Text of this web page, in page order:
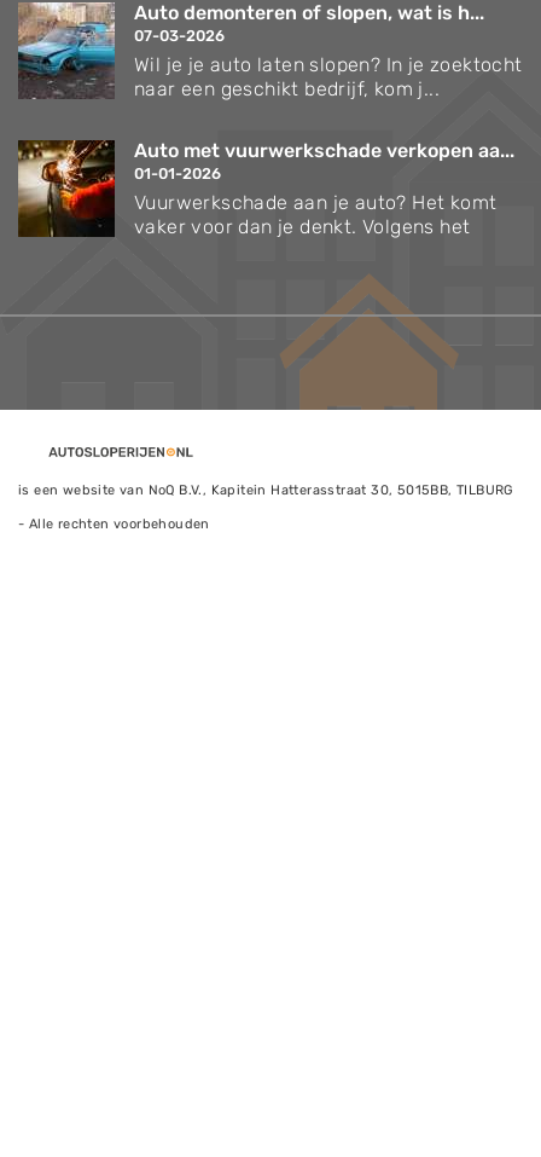
Auto demonteren of slopen, wat is h...
07-03-2026
Wil je je auto laten slopen? In je zoektocht
naar een geschikt bedrijf, kom j...
Auto met vuurwerkschade verkopen aa...
01-01-2026
Vuurwerkschade aan je auto? Het komt
vaker voor dan je denkt. Volgens het
is een website van NoQ B.V., Kapitein Hatterasstraat 30, 5015BB, TILBURG
- Alle rechten voorbehouden